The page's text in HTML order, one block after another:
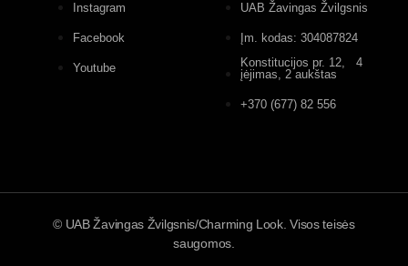
Instagram
Facebook
Youtube
UAB Žavingas Žvilgsnis
Įm. kodas: 304087824
Konstitucijos pr. 12, 4
įėjimas, 2 aukštas
+370 (677) 82 556
© UAB Žavingas Žvilgsnis/Charming Look. Visos teisės
saugomos.